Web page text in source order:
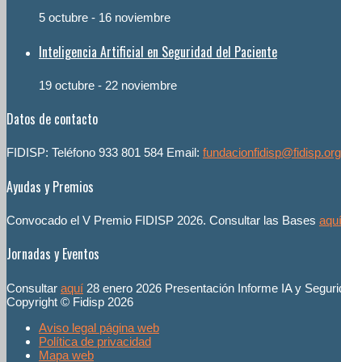
5 octubre - 16 noviembre
Inteligencia Artificial en Seguridad del Paciente
19 octubre - 22 noviembre
Datos de contacto
FIDISP: Teléfono 933 801 584 Email: fundacionfidisp@fidisp.org
Ayudas y Premios
Convocado el V Premio FIDISP 2026. Consultar las Bases aquí
Jornadas y Eventos
Consultar aquí 28 enero 2026 Presentación Informe IA y
Copyright © Fidisp 2026
Aviso legal página web
Política de privacidad
Mapa web